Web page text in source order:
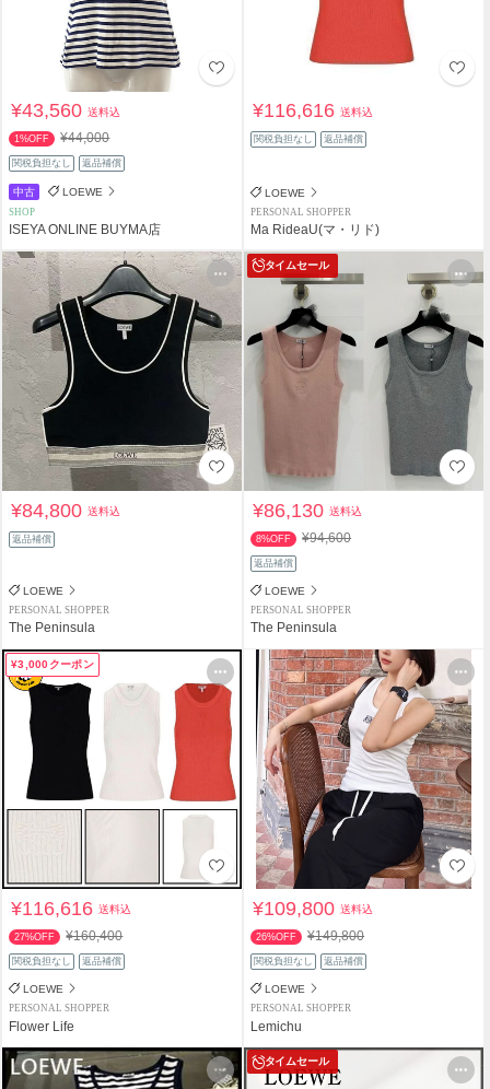
¥43,560送料込
1%OFF ¥44,000
関税負担なし 返品補償
中古 LOEWE
SHOP
ISEYA ONLINE BUYMA店
¥116,616送料込
関税負担なし 返品補償
LOEWE
PERSONAL SHOPPER
Ma RideaU(マ・リド)
¥84,800送料込
返品補償
LOEWE
PERSONAL SHOPPER
The Peninsula
タイムセール
¥86,130送料込
8%OFF ¥94,600
返品補償
LOEWE
PERSONAL SHOPPER
The Peninsula
¥3,000クーポン
¥116,616送料込
27%OFF ¥160,400
関税負担なし 返品補償
LOEWE
PERSONAL SHOPPER
Flower Life
¥109,800送料込
26%OFF ¥149,800
関税負担なし 返品補償
LOEWE
PERSONAL SHOPPER
Lemichu
タイムセール